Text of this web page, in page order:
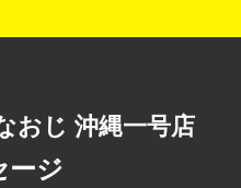
おじ 沖縄一号店
ージ